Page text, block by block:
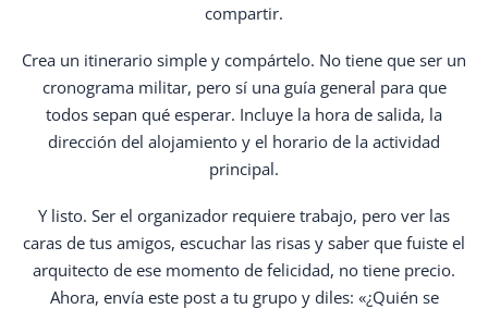
compartir.
Crea un itinerario simple y compártelo. No tiene que ser un
cronograma militar, pero sí una guía general para que
todos sepan qué esperar. Incluye la hora de salida, la
dirección del alojamiento y el horario de la actividad
principal.
Y listo. Ser el organizador requiere trabajo, pero ver las
caras de tus amigos, escuchar las risas y saber que fuiste el
arquitecto de ese momento de felicidad, no tiene precio.
Ahora, envía este post a tu grupo y diles: «¿Quién se